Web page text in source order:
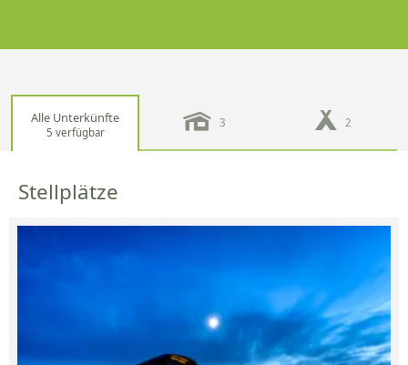
Alle Unterkünfte
5 verfügbar
3 2
Stellplätze